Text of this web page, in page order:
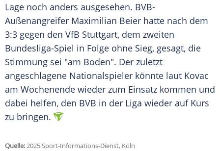
Lage noch anders ausgesehen. BVB-
Außenangreifer Maximilian Beier hatte nach dem
3:3 gegen den VfB Stuttgart, dem zweiten
Bundesliga-Spiel in Folge ohne Sieg, gesagt, die
Stimmung sei "am Boden". Der zuletzt
angeschlagene Nationalspieler könnte laut Kovac
am Wochenende wieder zum Einsatz kommen und
dabei helfen, den BVB in der Liga wieder auf Kurs
zu bringen.
Quelle:2025 Sport-Informations-Dienst, Köln